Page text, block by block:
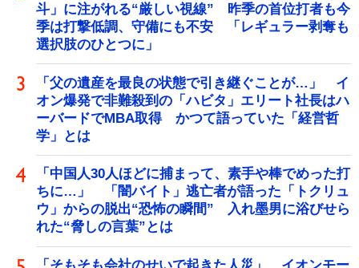
斗」に注がれる“厳しい視線” 昨季の首位打者も今
季は打撃低調、守備にも不安 「レギュラー剥奪も
選択肢のひとつに」
「父の遺産を最良の状態で引き継ぐことが…」 イ
オン爆発で非難殺到の「ハビタ」エリート社長はハ
ーバードでMBA取得 かつて語っていた「経営哲
学」とは
「中国人30人ほどに捕まって、素手や棒でめった打
ちに…」 「闇バイト」逃亡者が語った「トクリュ
ウ」からの脱出“恐怖の瞬間” 入れ墨男に浴びせら
れた“脅しの言葉”とは